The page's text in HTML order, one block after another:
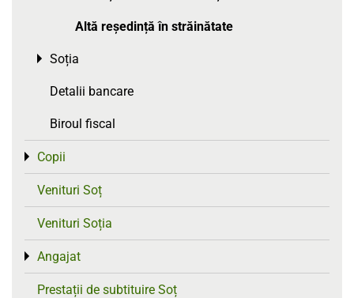
Altă reședință în străinătate
Soția
Toggle menu
Detalii bancare
Biroul fiscal
Copii
Toggle menu
Venituri Soț
Venituri Soția
Angajat
Toggle menu
Prestații de subtituire Soț